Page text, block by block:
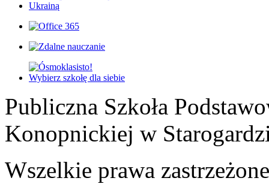
Publiczna Szkoła
Konopnickiej w
Wszelkie prawa zastrzeżone